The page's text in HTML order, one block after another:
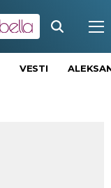
VESTI